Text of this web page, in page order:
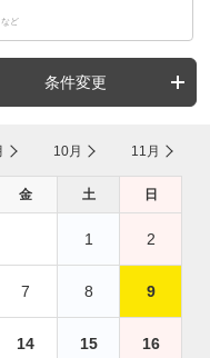
など
条件変更
10月 11月
金 土 日
1 2
7 8 9
14 15 16